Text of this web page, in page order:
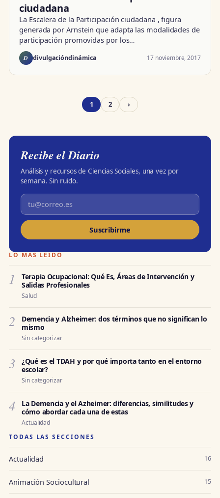
ciudadana
La Escalera de la Participación ciudadana , figura
generada por Arnstein que adapta las modalidades de
participación promovidas por los…
D divulgacióndinámica 17 noviembre, 2017
1 2 ›
Recibe el Diario
Análisis y recursos de Ciencias Sociales, una vez por
semana. Sin ruido.
Suscribirme
LO MÁS LEÍDO
1
Terapia Ocupacional: Qué Es, Áreas de Intervención y
Salidas Profesionales
Salud
2
Demencia y Alzheimer: dos términos que no significan lo
mismo
Sin categorizar
3
¿Qué es el TDAH y por qué importa tanto en el entorno
escolar?
Sin categorizar
4
La Demencia y el Azheimer: diferencias, similitudes y
cómo abordar cada una de estas
Actualidad
TODAS LAS SECCIONES
Actualidad 16
Animación Sociocultural 15